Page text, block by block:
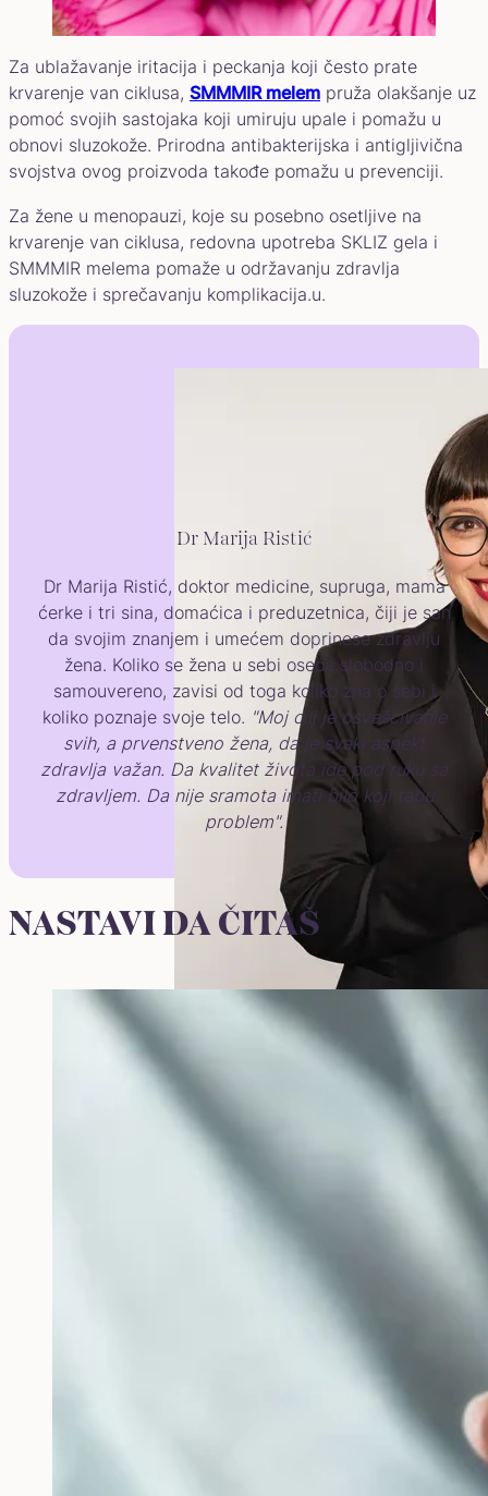
Za ublažavanje iritacija i peckanja koji često prate
krvarenje van ciklusa, SMMMIR melem pruža olakšanje uz
pomoć svojih sastojaka koji umiruju upale i pomažu u
obnovi sluzokože. Prirodna antibakterijska i antigljivična
svojstva ovog proizvoda takođe pomažu u prevenciji.
Za žene u menopauzi, koje su posebno osetljive na
krvarenje van ciklusa, redovna upotreba SKLIZ gela i
SMMMIR melema pomaže u održavanju zdravlja
sluzokože i sprečavanju komplikacija.u.
Dr Marija Ristić
Dr Marija Ristić, doktor medicine, supruga, mama
ćerke i tri sina, domaćica i preduzetnica, čiji je san
da svojim znanjem i umećem doprinese zdravlju
žena. Koliko se žena u sebi oseća slobodno i
samouvereno, zavisi od toga koliko zna o sebi i
koliko poznaje svoje telo. "Moj cilj je osvešćivanje
svih, a prvenstveno žena, da je svaki aspekt
zdravlja važan. Da kvalitet života ide pod ruku sa
zdravljem. Da nije sramota imati bilo koji tabu
problem".
NASTAVI DA ČITAŠ